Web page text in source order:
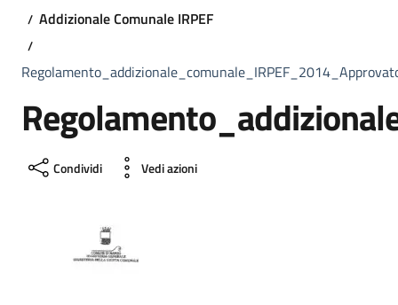
Addizionale Comunale IRPEF
Condividi Vedi azioni